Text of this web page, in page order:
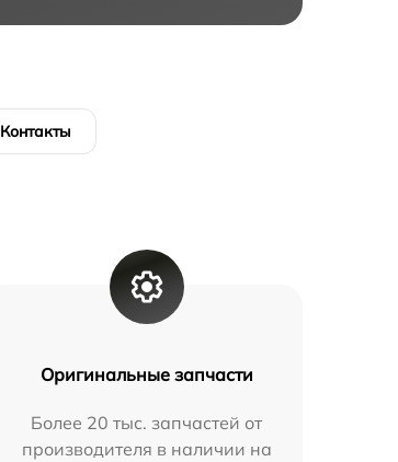
Контакты
Оригинальные запчасти
Более 20 тыс. запчастей от
производителя в наличии на